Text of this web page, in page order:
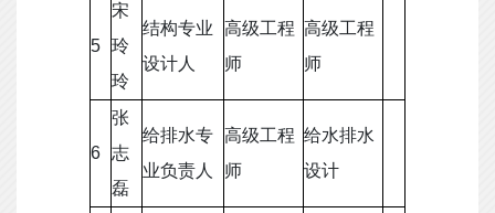
5
宋
玲
玲
结构专业
设计人
高级工程
师
高级工程
师
6
张
志
磊
给排水专
业负责人
高级工程
师
给水排水
设计